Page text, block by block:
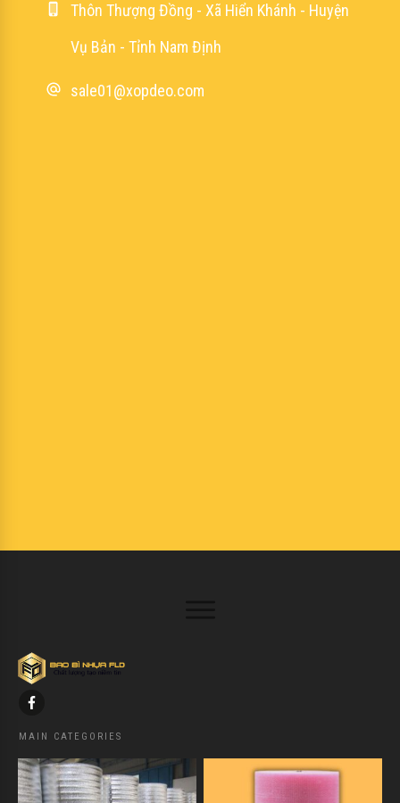
Thôn Thượng Đồng - Xã Hiển Khánh - Huyện
Vụ Bản - Tỉnh Nam Định
sale01@xopdeo.com
MAIN CATEGORIES